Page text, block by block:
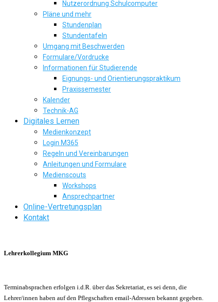
Nutzerordnung Schulcomputer
Pläne und mehr
Stundenplan
Stundentafeln
Umgang mit Beschwerden
Formulare/Vordrucke
Informationen für Studierende
Eignungs- und Orientierungspraktikum
Praxissemester
Kalender
Technik-AG
Digitales Lernen
Medienkonzept
Login M365
Regeln und Vereinbarungen
Anleitungen und Formulare
Medienscouts
Workshops
Ansprechpartner
Online-Vertretungsplan
Kontakt
Lehrerkollegium MKG
Terminabsprachen erfolgen i.d.R. über das Sekretariat, es sei denn, die
Lehrer/innen haben auf den Pflegschaften email-Adressen bekannt gegeben.